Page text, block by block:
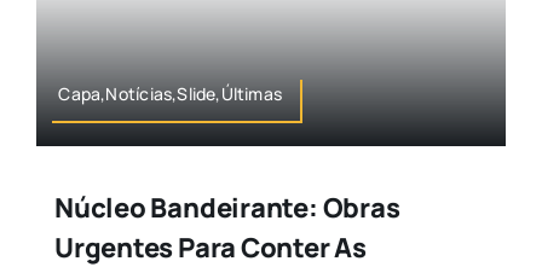
Capa,Notícias,Slide,Últimas
Núcleo Bandeirante: Obras
Urgentes Para Conter As